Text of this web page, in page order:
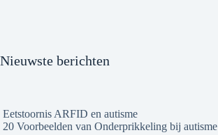
Nieuwste berichten
Eetstoornis ARFID en autisme
20 Voorbeelden van Onderprikkeling bij autisme